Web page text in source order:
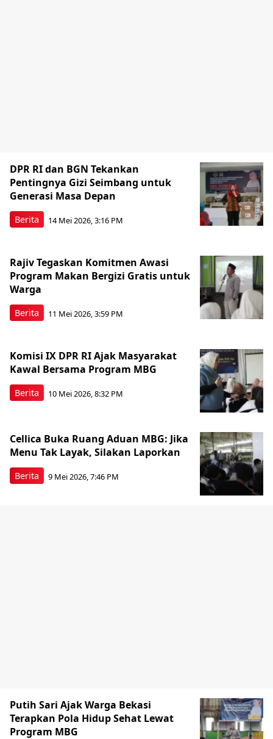
Berita
DPR RI dan BGN Tekankan
Pentingnya Gizi Seimbang untuk
Generasi Masa Depan
14 Mei 2026, 3:16 PM
Berita
Rajiv Tegaskan Komitmen Awasi
Program Makan Bergizi Gratis untuk
Warga
11 Mei 2026, 3:59 PM
Berita
Komisi IX DPR RI Ajak Masyarakat
Kawal Bersama Program MBG
10 Mei 2026, 8:32 PM
Berita
Cellica Buka Ruang Aduan MBG: Jika
Menu Tak Layak, Silakan Laporkan
9 Mei 2026, 7:46 PM
Putih Sari Ajak Warga Bekasi
Terapkan Pola Hidup Sehat Lewat
Program MBG